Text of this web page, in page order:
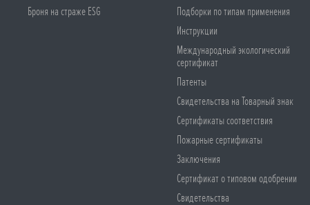
Броня на страже ESG
Подборки по типам применения
Инструкции
Международный экологический
сертификат
Патенты
Свидетельства на Товарный знак
Сертификаты соответствия
Пожарные сертификаты
Заключения
Сертификат о типовом одобрении
Свидетельства